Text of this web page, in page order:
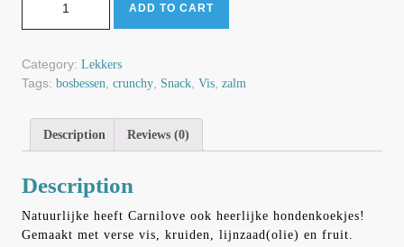
ADD TO CART
Category: Lekkers
Tags: bosbessen crunchy Snack Vis zalm
Description Reviews (0)
Description
Natuurlijke heeft Carnilove ook heerlijke hondenkoekjes!
Gemaakt met verse vis, kruiden, lijnzaad(olie) en fruit.